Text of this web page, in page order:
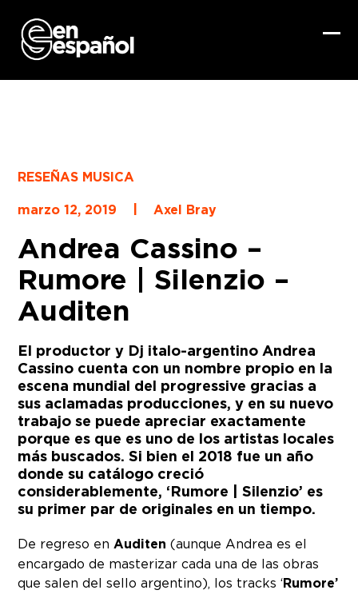
content
RESEÑAS MUSICA
marzo 12, 2019
| Axel Bray
Andrea Cassino –
Rumore | Silenzio –
Auditen
El productor y Dj italo-argentinoAndrea
Cassino cuenta con un nombre propio en la
escena mundial del progressive gracias a
sus aclamadas producciones, y en su nuevo
trabajo se puede apreciar exactamente
porque es que es uno de los artistas locales
más buscados. Si bien el 2018 fue un año
donde su catálogo creció
considerablemente, ‘Rumore |Silenzio’ es
su primer par de originales en un tiempo.
De regreso enAuditen (aunque Andrea es el
encargado de masterizar cada una de las obras
que salen del sello argentino), los tracks ‘Rumore’